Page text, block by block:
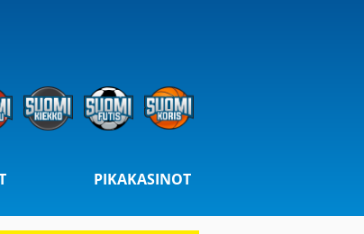
PIKAKASINOT